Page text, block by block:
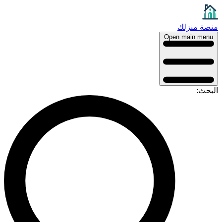
منزلك
Open main menu